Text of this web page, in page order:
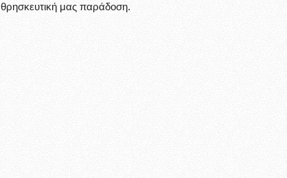
θρησκευτική μας παράδοση.